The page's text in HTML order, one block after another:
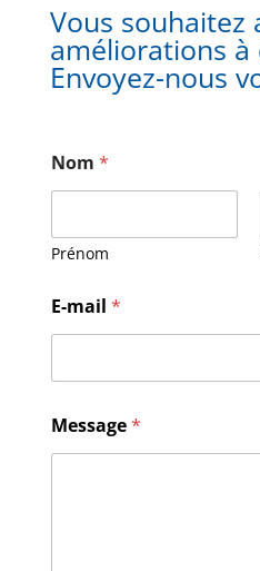
Vous souhaitez
améliorations à
Envoyez-nous
Nom *
Prénom
e
s
a
e
E
-
E-mail *
Message*